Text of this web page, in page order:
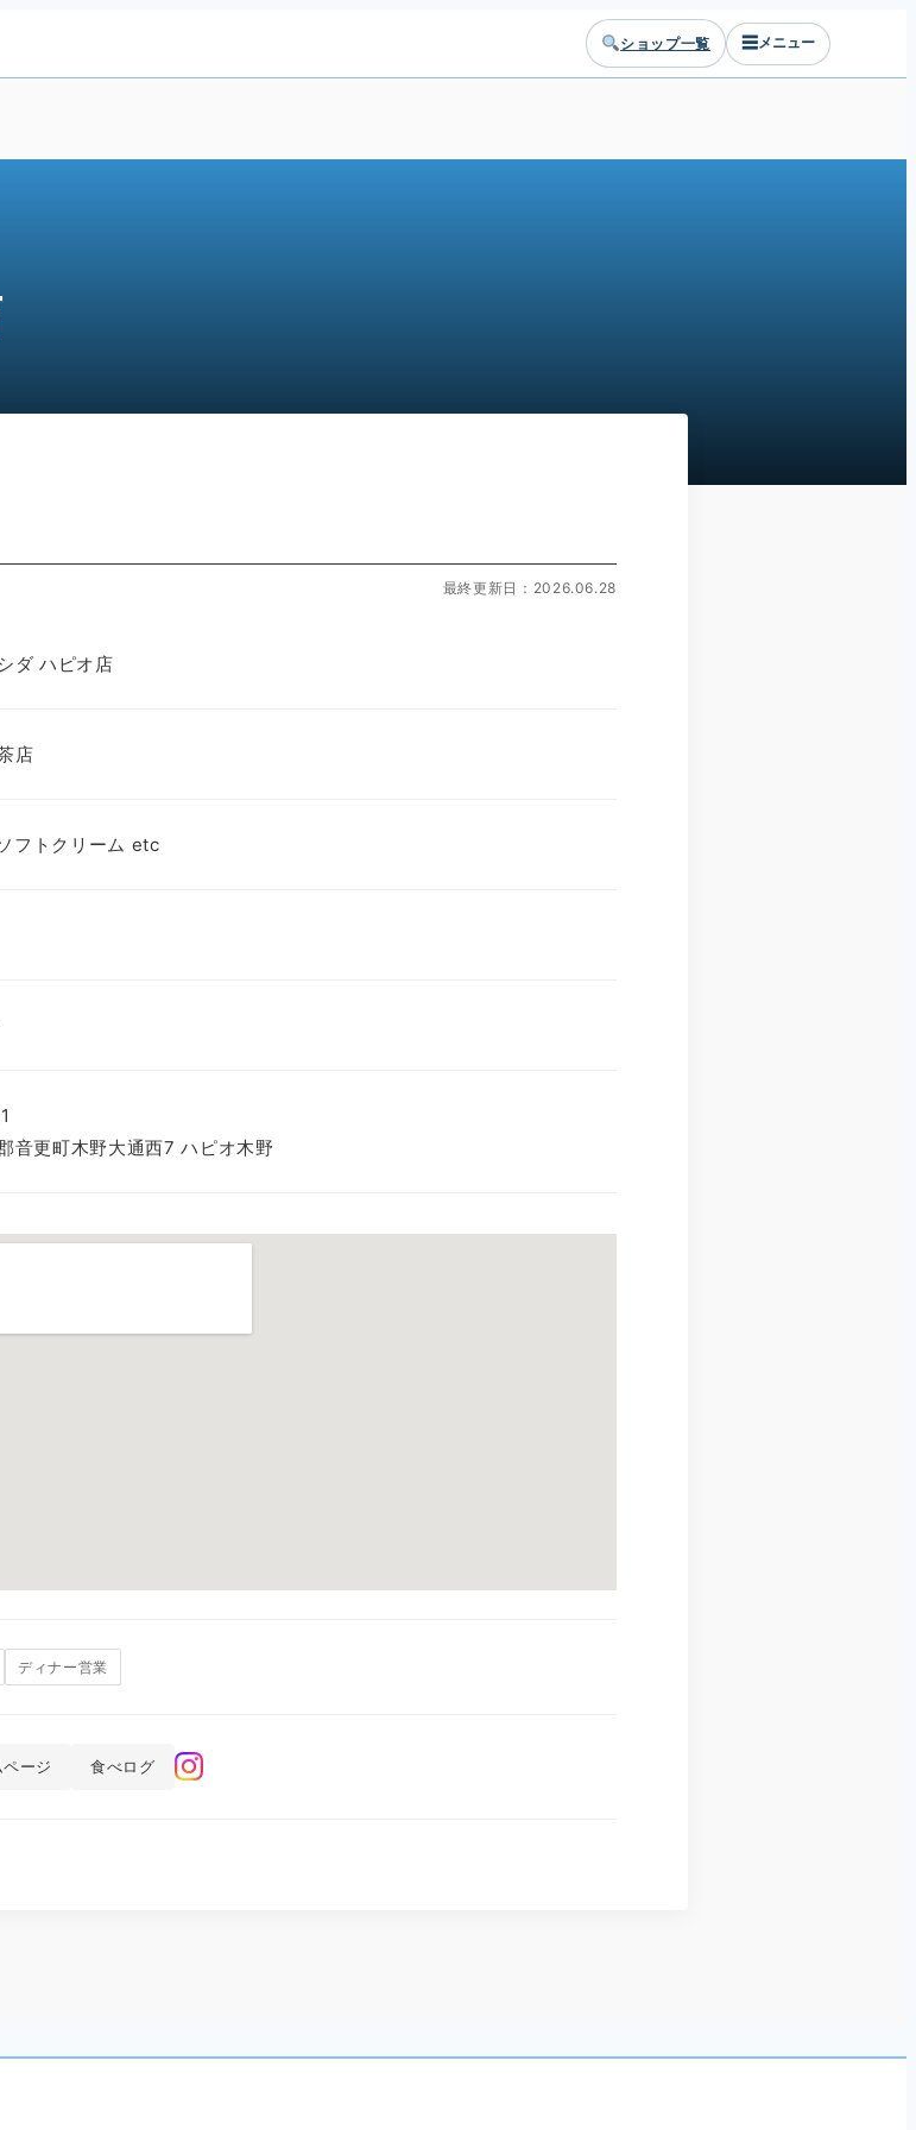
ショップ一覧 ☰メニュー
最終更新日：2026.06.28
ダ ハピオ店
店
フトクリーム etc
音更町木野大通西7 ハピオ木野
ディナー営業
ージ 食べログ